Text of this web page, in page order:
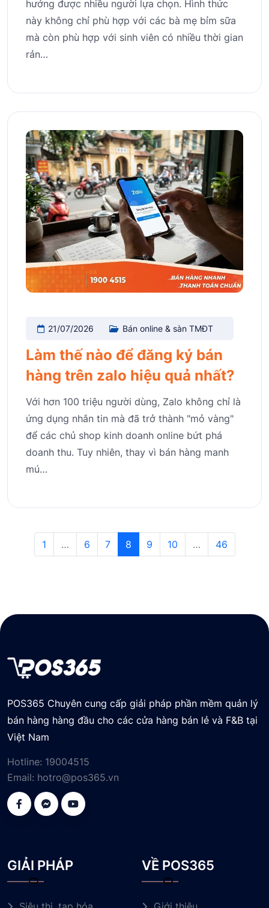
hướng được nhiều người lựa chọn. Hình thức
này không chỉ phù hợp với các bà mẹ bỉm sữa
mà còn phù hợp với sinh viên có nhiều thời gian
rản…
21/07/2026 Bán online & sàn TMĐT
Làm thế nào để đăng ký bán
hàng trên zalo hiệu quả nhất?
Với hơn 100 triệu người dùng, Zalo không chỉ là
ứng dụng nhắn tin mà đã trở thành "mỏ vàng"
để các chủ shop kinh doanh online bứt phá
doanh thu. Tuy nhiên, thay vì bán hàng manh
mú…
1 … 6 7 8 9 10 … 46
POS365 Chuyên cung cấp giải pháp phần mềm quản lý
bán hàng hàng đầu cho các cửa hàng bán lẻ và F&B tại
Việt Nam
Hotline: 19004515
Email: hotro@pos365.vn
GIẢI PHÁP VỀ POS365